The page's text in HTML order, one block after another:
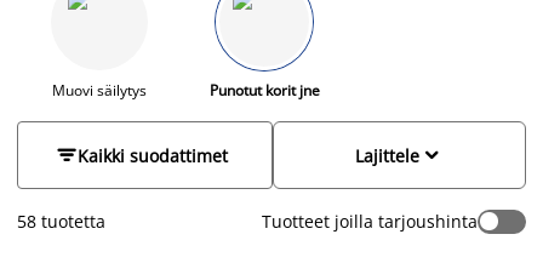
sisustuselementtejä. Kori on mielenkiintoinen alusta myös
kukalle, yrteille tai minikuuselle. Tyylikäs sisustuskori voi
toimia lisäksi vaikkapa lehti- tai lelukorina - vain mielikuvitus
on rajana. Sijoittamalla korin esimerkiksi vaatekaappiin pidät
lipaston laatikon sisälle pienempiä koreja ja jaa laatikon tila
useampaan osaan.
Valikoimastamme löydät korit kahvoilla ja ilman sekä useissa
Muovi säilytys Punotut korit jne
Kaikki suodattimet 
Lajittele
58 tuotetta Tuotteet joilla tarjoushinta